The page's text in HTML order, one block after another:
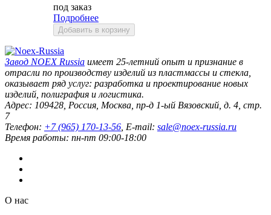
под заказ
Подробнее
Добавить в корзину
Завод NOEX Russia имеет 25-летний опыт и признание в
отрасли по производству изделий из пластмассы и стекла,
оказывает ряд услуг: разработка и проектирование новых
изделий, полиграфия и логистика.
Адрес: 109428 Россия Москва пр-д 1-ый Вязовский, д. 4, стр.
7
Телефон: +7 (965) 170-13-56 , E-mail: sale@noex-russia.ru
Время работы: пн-пт 09:00-18:00
О нас